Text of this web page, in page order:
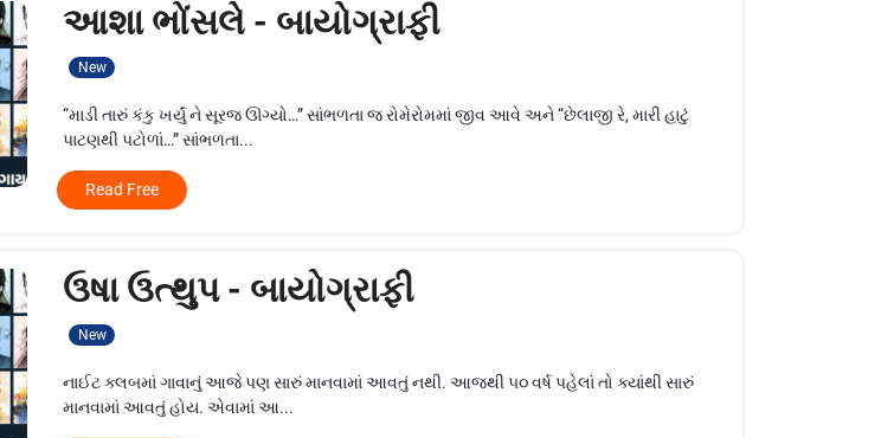
આશા ભોંસલે - બાયોગ્રાફી
New
“માડી તારું કંકુ ખર્યું ને સૂરજ ઊગ્યો…” સાંભળતા જ રોમેરોમમાં જીવ આવે અને “છેલાજી રે, મારી હાટું
પાટણથી પટોળાં…” સાંભળતા...
Read Free
ઉષા ઉત્થુપ - બાયોગ્રાફી
New
નાઈટ ક્લબમાં ગાવાનું આજે પણ સારું માનવામાં આવતું નથી. આજથી ૫૦ વર્ષ પહેલાં તો ક્યાંથી સારું
માનવામાં આવતું હોય. એવામાં આ...